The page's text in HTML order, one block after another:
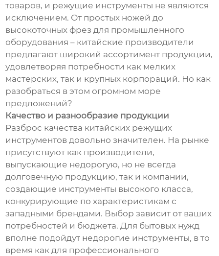
товаров, и режущие инструменты не являются
исключением. От простых ножей до
высокоточных фрез для промышленного
оборудования – китайские производители
предлагают широкий ассортимент продукции,
удовлетворяя потребности как мелких
мастерских, так и крупных корпораций. Но как
разобраться в этом огромном море
предложений?
Качество и разнообразие продукции
Разброс качества китайских режущих
инструментов довольно значителен. На рынке
присутствуют как производители,
выпускающие недорогую, но не всегда
долговечную продукцию, так и компании,
создающие инструменты высокого класса,
конкурирующие по характеристикам с
западными брендами. Выбор зависит от ваших
потребностей и бюджета. Для бытовых нужд
вполне подойдут недорогие инструменты, в то
время как для профессионального